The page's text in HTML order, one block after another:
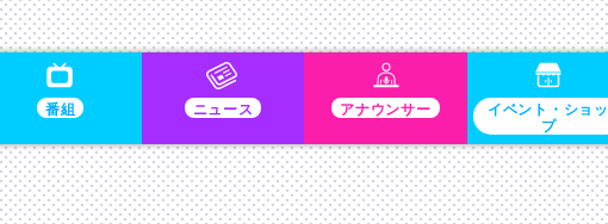
番組 ニュース アナウンサー イベント・ショッ
プ